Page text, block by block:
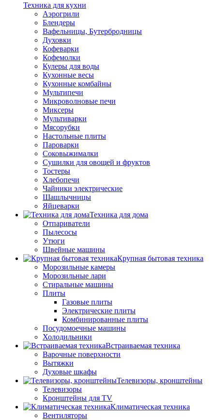
Техника для кухни
Аэрогрили
Блендеры
Вафельницы, Бутербродницы
Духовки
Кофеварки
Кофемолки
Кулеры для воды
Кухонные весы
Кухонные комбайны
Мультипечи
Микроволновые печи
Миксеры
Мультиварки
Мясорубки
Настольные плиты
Пароварки
Соковыжималки
Сушилки для овощей и фруктов
Тостеры
Хлебопечи
Чайники электрические
Шашлычницы
Яйцеварки
Техника для дома
Отпариватели
Пылесосы
Утюги
Швейные машины
Крупная бытовая техника
Морозильные камеры
Морозильные лари
Стиральные машины
Плиты
Газовые плиты
Электрические плиты
Комбинированные плиты
Посудомоечные машины
Холодильники
Встраиваемая техника
Варочные поверхности
Вытяжки
Духовые шкафы
Телевизоры, кронштейны
Телевизоры
Кронштейны для TV
Климатическая техника
Вентиляторы